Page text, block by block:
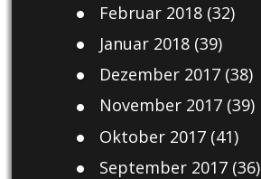
Februar 2018(32)
Januar 2018(39)
Dezember 2017(38)
November 2017(39)
Oktober 2017(41)
September 2017(36)